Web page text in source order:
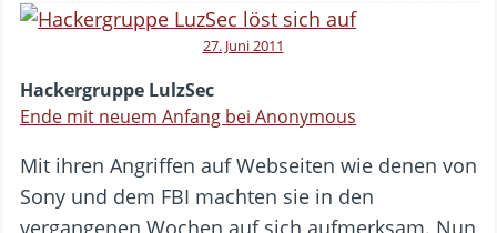
27. Juni 2011
Hackergruppe LulzSec
Ende mit neuem Anfang bei Anonymous
Mit ihren Angriffen auf Webseiten wie denen von
Sony und dem FBI machten sie in den
vergangenen Wochen auf sich aufmerksam. Nun